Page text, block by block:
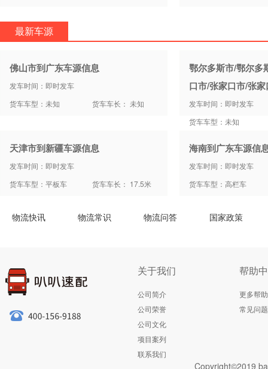
最新车源
佛山市到广东车源信息
发车时间：即时发车
货车车型：未知
货车车长： 未知
鄂尔多斯市/鄂尔多
口市/张家口市/张
发车时间：即时发车
货车车型：未知
天津市到新疆车源信息
发车时间：即时发车
货车车型：平板车
货车车长： 17.5米
海南到广东车源信
发车时间：即时发车
货车车型：高栏车
物流快讯 物流常识 物流问答 国家政策
关于我们
公司简介
公司荣誉
公司文化
项目案列
联系我们
帮助
更多帮助
常见问题
Copyright©2019